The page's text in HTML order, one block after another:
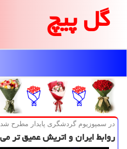
گل پیچ
در سمپوزیوم گردشگری پایدار مطرح
روابط ایران و اتریش عمیق تر